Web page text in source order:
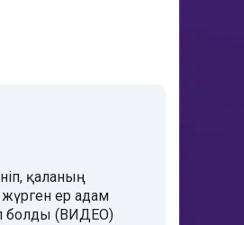
қаланың
ер адам
болды (ВИДЕО)